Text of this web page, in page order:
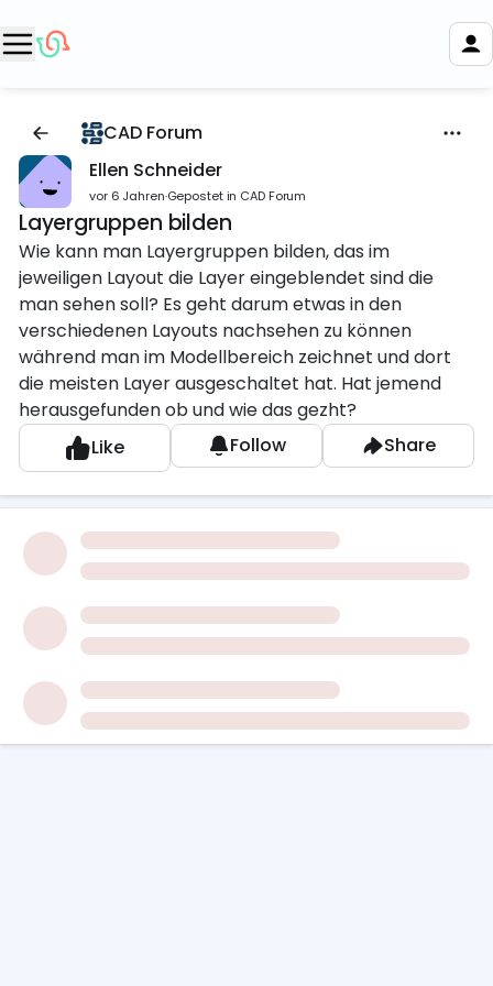
CAD Forum
Ellen Schneider
vor 6 Jahren·Gepostet in CAD Forum
Layergruppen bilden
Wie kann man Layergruppen bilden, das im
jeweiligen Layout die Layer eingeblendet sind die
man sehen soll? Es geht darum etwas in den
verschiedenen Layouts nachsehen zu können
während man im Modellbereich zeichnet und dort
die meisten Layer ausgeschaltet hat. Hat jemend
herausgefunden ob und wie das gezht?
Like
Follow Share